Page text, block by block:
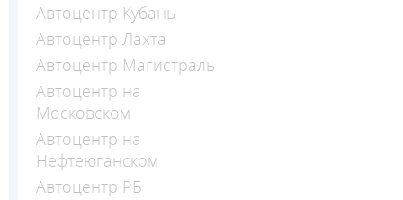
Автоцентр Кубань
Автоцентр Лахта
Автоцентр Магистраль
Автоцентр на
Московском
Автоцентр на
Нефтеюганском
Автоцентр РБ